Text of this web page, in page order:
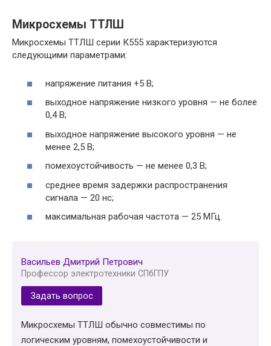
Микросхемы ТТЛШ
Микросхемы ТТЛШ серии К555 характеризуются
следующими параметрами:
напряжение питания +5 В;
выходное напряжение низкого уровня — не более
0,4 В;
выходное напряжение высокого уровня — не
менее 2,5 В;
помехоустойчивость — не менее 0,3 В;
среднее время задержки распространения
сигнала — 20 нс;
максимальная рабочая частота — 25 МГц.
Васильев Дмитрий Петрович
Профессор электротехники СПбГПУ
Задать вопрос
Микросхемы ТТЛШ обычно совместимы по
логическим уровням, помехоустойчивости и